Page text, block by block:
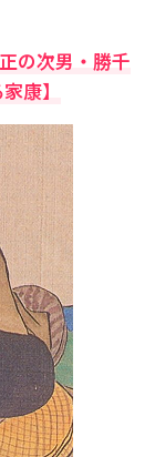
の次男・勝千
康】